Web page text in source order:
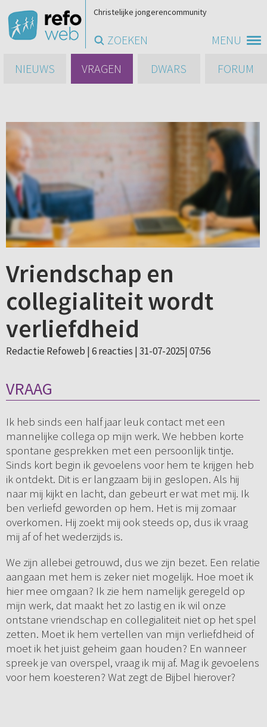
MENU
Christelijke jongerencommunity
ZOEKEN
NIEUWS
VRAGEN DWARS FORUM
Vriendschap en
collegialiteit wordt
verliefdheid
Redactie Refoweb | 6 reacties | 31-07-2025| 07:56
VRAAG
Ik heb sinds een half jaar leuk contact met een
mannelijke collega op mijn werk. We hebben korte
spontane gesprekken met een persoonlijk tintje.
Sinds kort begin ik gevoelens voor hem te krijgen heb
ik ontdekt. Dit is er langzaam bij in geslopen. Als hij
naar mij kijkt en lacht, dan gebeurt er wat met mij. Ik
ben verliefd geworden op hem. Het is mij zomaar
overkomen. Hij zoekt mij ook steeds op, dus ik vraag
mij af of het wederzijds is.
We zijn allebei getrouwd, dus we zijn bezet. Een relatie
aangaan met hem is zeker niet mogelijk. Hoe moet ik
hier mee omgaan? Ik zie hem namelijk geregeld op
mijn werk, dat maakt het zo lastig en ik wil onze
ontstane vriendschap en collegialiteit niet op het spel
zetten. Moet ik hem vertellen van mijn verliefdheid of
moet ik het juist geheim gaan houden? En wanneer
spreek je van overspel, vraag ik mij af. Mag ik gevoelens
voor hem koesteren? Wat zegt de Bijbel hierover?